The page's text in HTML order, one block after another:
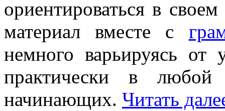
ориентироваться в
материал вместе с
немного варьируясь
практически в
начинающих. Читать